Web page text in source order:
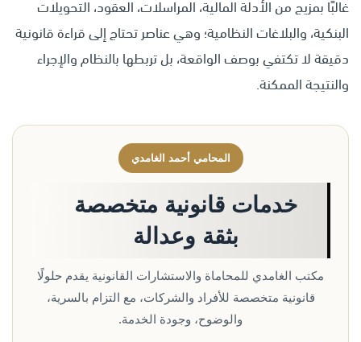
غالبًا بمزيج من الأدلة المالية، المراسلات، العقود، التحويلات
البنكية، والبلاغات النظامية؛ وهي عناصر تحتاج إلى قراءة قانونية
دقيقة لا تكتفي بوصف الواقعة، بل تربطها بالنظام والإجراء
والنتيجة الممكنة.
المحامي أحمد الغامدي
خدمات قانونية متخصصة
بثقة وعدالة
مكتب الغامدي للمحاماة والاستشارات القانونية يقدم حلولًا
قانونية متخصصة للأفراد والشركات، مع التزام بالسرية،
والوضوح، وجودة الخدمة.